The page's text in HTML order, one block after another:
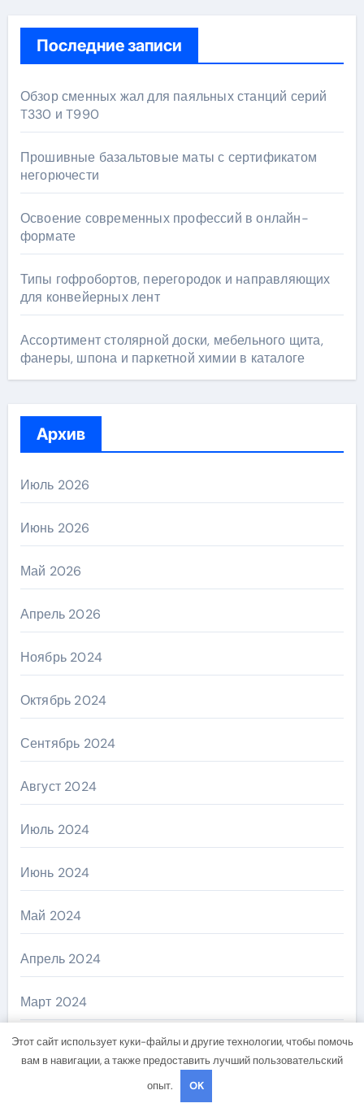
Последние записи
Обзор сменных жал для паяльных станций серий
T330 и T990
Прошивные базальтовые маты с сертификатом
негорючести
Освоение современных профессий в онлайн-
формате
Типы гофробортов, перегородок и направляющих
для конвейерных лент
Ассортимент столярной доски, мебельного щита,
фанеры, шпона и паркетной химии в каталоге
Архив
Июль 2026
Июнь 2026
Май 2026
Апрель 2026
Ноябрь 2024
Октябрь 2024
Сентябрь 2024
Август 2024
Июль 2024
Июнь 2024
Май 2024
Апрель 2024
Март 2024
Февраль 2024
Этот сайт использует куки-файлы и другие технологии, чтобы помочь
вам в навигации, а также предоставить лучший пользовательский
опыт.
OK